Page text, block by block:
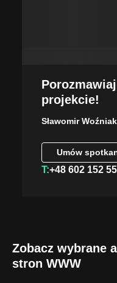
projekcie!
Sławomir Woźniak
Umów
Umów
T:+48 602 152
Zobacz wybrane
stron WWW